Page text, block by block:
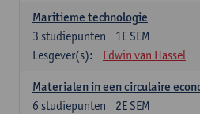
Maritieme technologie
1E SEM
3 studiepunten
Lesgever(s):
Edwin van Hassel
Materialen in een circulaire
2E SEM
6 studiepunten